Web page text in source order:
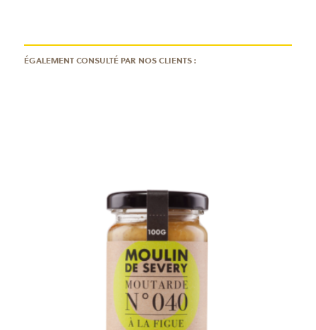
ÉGALEMENT CONSULTÉ PAR NOS CLIENTS :